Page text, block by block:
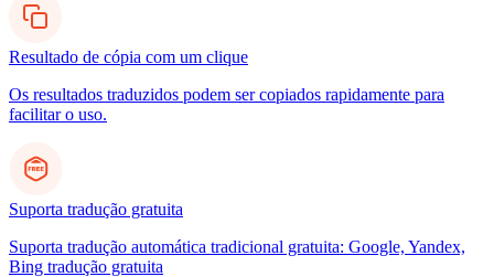
Resultado de cópia com um clique
Os resultados traduzidos podem ser copiados rapidamente para
facilitar o uso.
Suporta tradução gratuita
Suporta tradução automática tradicional gratuita: Google, Yandex,
Bing tradução gratuita